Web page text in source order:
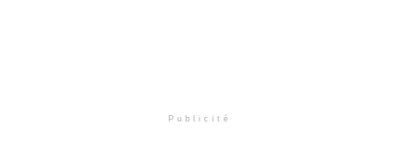
Publicité